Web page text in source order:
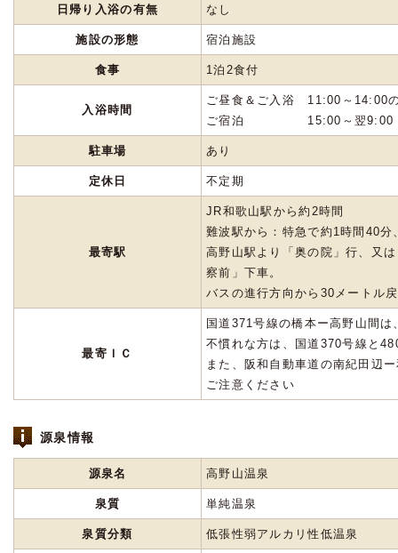
日帰り入浴の有無 なし
施設の形態 宿泊施設
食事 1泊2食付
入浴時間
ご昼食＆ご入浴 11:00～14:00
ご宿泊 15:00～翌9:00
駐車場 あり
定休日 不定期
最寄駅
JR和歌山駅から約2時間
難波駅から：特急で約1時間40分
高野山駅より「奥の院」行、又
察前」下車。
バスの進行方向から30メートル
最寄ＩＣ
国道371号線の橋本ー高野山間
不慣れな方は、国道370号線と
また、阪和自動車道の南紀田辺
ご注意ください
源泉情報
源泉名 高野山温泉
泉質 単純温泉
泉質分類 低張性弱アルカリ性低温泉